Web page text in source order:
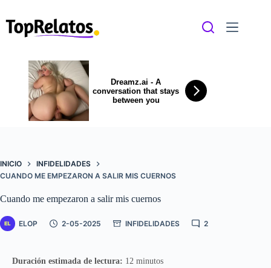
contenido
Dreamz.ai - A
conversation that stays
between you
INICIO
INFIDELIDADES
CUANDO ME EMPEZARON A SALIR MIS CUERNOS
Cuando me empezaron a salir mis cuernos
ELOP 2-05-2025 INFIDELIDADES 2
Duración estimada de lectura: 12 minutos